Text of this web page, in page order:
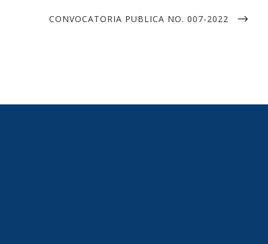
CONVOCATORIA PUBLICA NO. 007-2022